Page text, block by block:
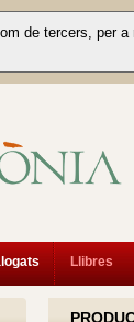
de tercers, per
Llibres